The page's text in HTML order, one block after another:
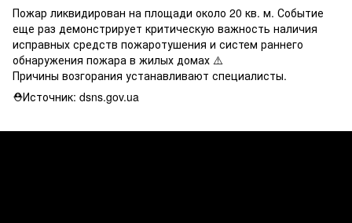
Пожар ликвидирован на площади около 20 кв. м. Событие
еще раз демонстрирует критическую важность наличия
исправных средств пожаротушения и систем раннего
обнаружения пожара в жилых домах ⚠️
Причины возгорания устанавливают специалисты.
⛑Источник: dsns.gov.ua